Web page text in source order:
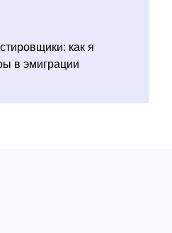
как я
в эмиграции